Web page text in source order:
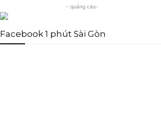
- quảng cáo-
Facebook 1 phút Sài Gòn